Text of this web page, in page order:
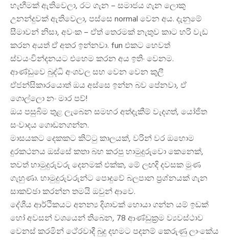
හැඟීමක් ඇතිවෙලා, රට ගැන – සමාජය ගැන ලොකු
උනන්දුවක් ඇතිවෙලා, පස්සෙ normal වෙන අය. දැනුමේ
සීමාවන් නිසා, අවංක – ඒත් තෙරමක් නැතුව කාට හරි වැඩ
කරන අයත් ඒ අතර ඉන්නවා. fun එකට හෙවත්
ස්වයංවින්දනයට එහෙම කරන අය ඉතිං වෙනම.
ආණ්ඩුවෙ බුද්ධි අංශවල සහ වෙන වෙන කුලී
ඒජන්සිකාරයොත් ඔය අස්සෙ ඉන්න බව පේනවා, ඒ
ගොල්ලො නං මාර පව්!
ඔය පසුබිම තුළ ලැබෙන සමහර අත්දැකීම් වැදගත්, යෝජිත
සංවාදය ගොඩනගන්න.
මාසයකට දෙකකට කිට්ටු කාලයක්, වරින් වර ඔහොම
දුරකථනය ඔස්සේ කතා බහ කරපු හාමුදුරුවො කෙනෙක්,
තවත් හාමුදුරුවරු දෙනමක් එක්ක, මේ ලඟදි දවසක මුණ
ගැහුණා. හාමුදුරුවරුන්ට පොදුවේ බලපාන ප්‍රශ්නයක් ගැන
සාකච්ඡා කරන්න තමයි ඔවුන් ආවෙ.
දේශීය ආර්ථිකයට අනන්‍ය දිශාවක් හොයා ගන්න යම් ඉඩක්
හෝ අවසන් වශයෙන් තිබෙන, 78 ආණ්ඩුක්‍රම ව්‍යවස්ථාව
වෙනස් කරමින් ථේරවාදී බුදු දහමට පදනම් කෙරුණු ලාංකේය